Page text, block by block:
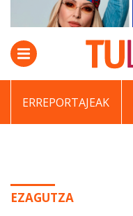
ERREPORTAJEAK
EZAGUTZA